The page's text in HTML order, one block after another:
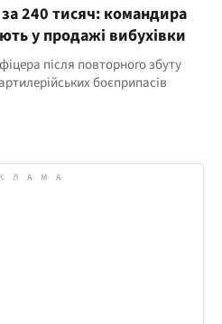
240 тисяч: командира
у продажі вибухівки
після повторного збуту
боєприпасів